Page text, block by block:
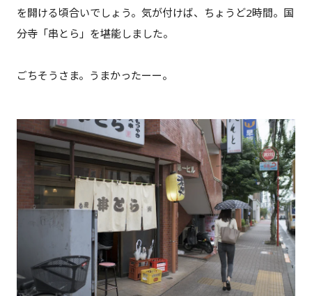
を開ける頃合いでしょう。気が付けば、ちょうど2時間。国
分寺「串とら」を堪能しました。
ごちそうさま。うまかったーー。